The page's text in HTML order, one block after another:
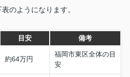
のようになります。
目安 備考
約64万円
福岡市東区全体の目
安